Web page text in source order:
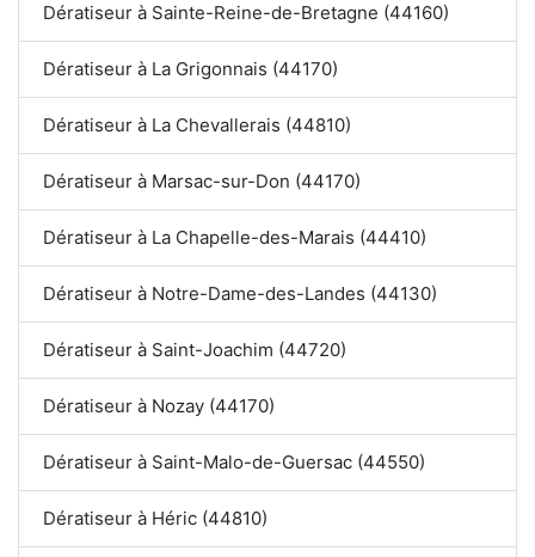
Dératiseur à Sainte-Reine-de-Bretagne (44160)
Dératiseur à La Grigonnais (44170)
Dératiseur à La Chevallerais (44810)
Dératiseur à Marsac-sur-Don (44170)
Dératiseur à La Chapelle-des-Marais (44410)
Dératiseur à Notre-Dame-des-Landes (44130)
Dératiseur à Saint-Joachim (44720)
Dératiseur à Nozay (44170)
Dératiseur à Saint-Malo-de-Guersac (44550)
Dératiseur à Héric (44810)